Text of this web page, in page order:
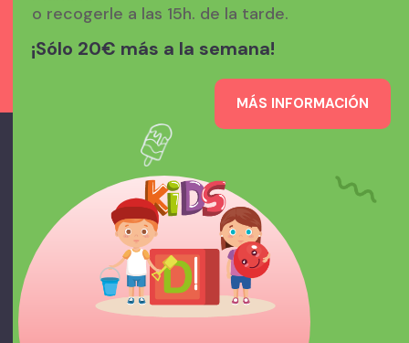
o recogerle a las 15h. de la tarde.
¡Sólo 20€ más a la semana!
MÁS INFORMACIÓN